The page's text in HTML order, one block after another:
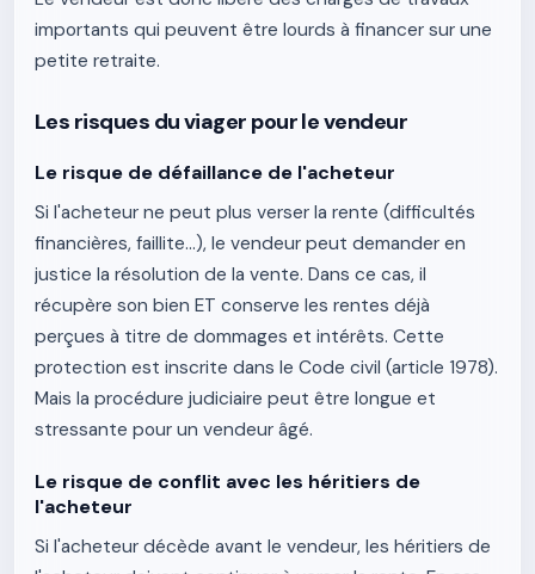
importants qui peuvent être lourds à financer sur une
petite retraite.
Les risques du viager pour le vendeur
Le risque de défaillance de l'acheteur
Si l'acheteur ne peut plus verser la rente (difficultés
financières, faillite...), le vendeur peut demander en
justice la résolution de la vente. Dans ce cas, il
récupère son bien ET conserve les rentes déjà
perçues à titre de dommages et intérêts. Cette
protection est inscrite dans le Code civil (article 1978).
Mais la procédure judiciaire peut être longue et
stressante pour un vendeur âgé.
Le risque de conflit avec les héritiers de
l'acheteur
Si l'acheteur décède avant le vendeur, les héritiers de